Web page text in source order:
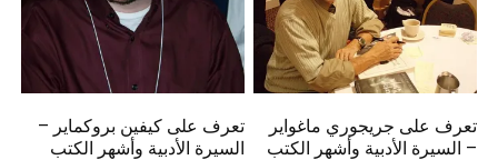
تعرف على جريجوري ماغواير
– السيرة الأدبية وأشهر الكتب
تعرف على كيفين بروكماير –
السيرة الأدبية وأشهر الكتب